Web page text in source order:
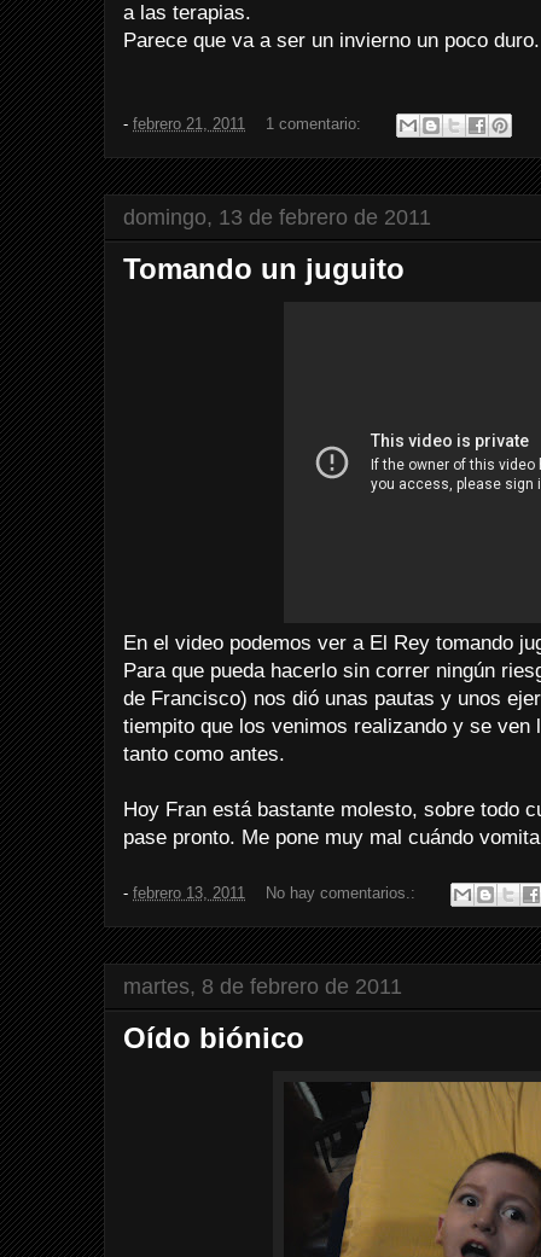
a las terapias.
Parece que va a ser un invierno un poco
- febrero 21, 2011 1 comentario:
domingo, 13 de febrero de 2011
Tomando un juguito
En el video podemos ver a El Rey tomando
Para que pueda hacerlo sin correr ningún
de Francisco) nos dió unas pautas y unos
tiempito que los venimos realizando y se ven
tanto como antes.
Hoy Fran está bastante molesto, sobre todo
pase pronto. Me pone muy mal cuándo
- febrero 13, 2011 No hay comentarios.:
martes, 8 de febrero de 2011
Oído biónico